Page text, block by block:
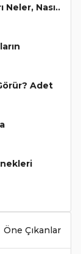
Neler, Nası..
Adet
Öne Çıkanlar